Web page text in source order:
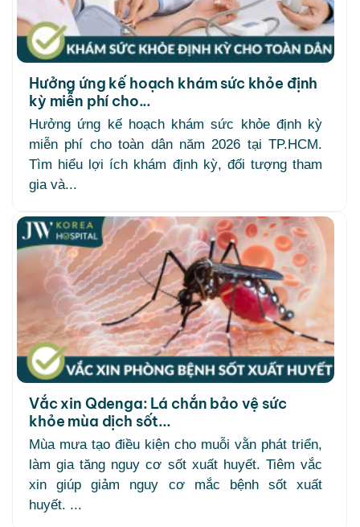
Hưởng ứng kế hoạch khám sức khỏe định
kỳ miễn phí cho...
Hưởng ứng kế hoạch khám sức khỏe định kỳ
miễn phí cho toàn dân năm 2026 tại TP.HCM.
Tìm hiểu lợi ích khám định kỳ, đối tượng tham
gia và...
Vắc xin Qdenga: Lá chắn bảo vệ sức
khỏe mùa dịch sốt...
Mùa mưa tạo điều kiện cho muỗi vằn phát triển,
làm gia tăng nguy cơ sốt xuất huyết. Tiêm vắc
xin giúp giảm nguy cơ mắc bệnh sốt xuất
huyết. ...